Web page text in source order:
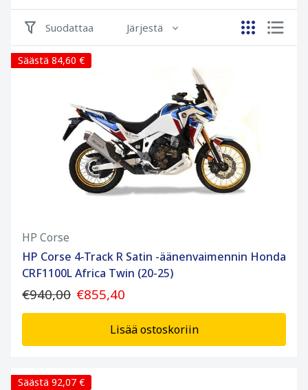
Suodattaa Järjestä
Säästä 84,60 €
HP Corse
HP Corse 4-Track R Satin -äänenvaimennin Honda
CRF1100L Africa Twin (20-25)
€940,00 €855,40
Lisää ostoskoriin
Säästä 92,07 €